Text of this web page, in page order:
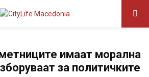
имаат морална
за политичките